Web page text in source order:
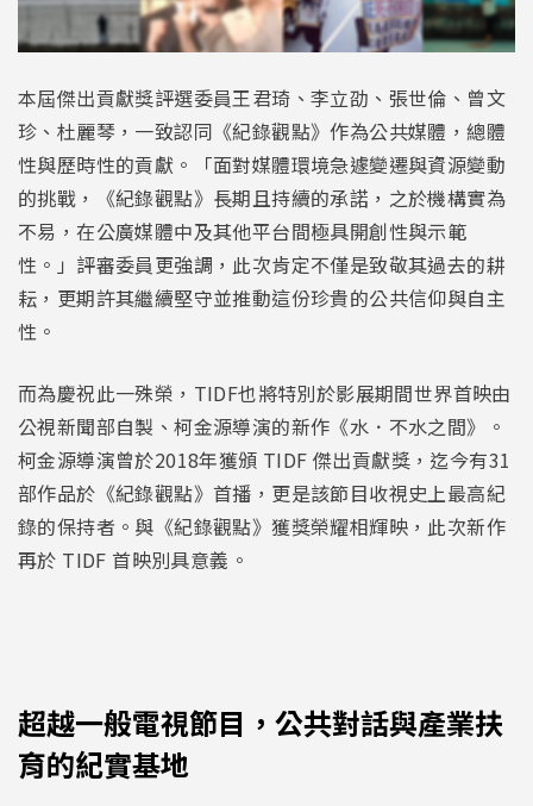
本屆傑出貢獻獎評選委員王君琦、李立劭、張世倫、曾文
珍、杜麗琴，一致認同《紀錄觀點》作為公共媒體，總體
性與歷時性的貢獻。「面對媒體環境急遽變遷與資源變動
的挑戰，《紀錄觀點》長期且持續的承諾，之於機構實為
不易，在公廣媒體中及其他平台間極具開創性與示範
性。」評審委員更強調，此次肯定不僅是致敬其過去的耕
耘，更期許其繼續堅守並推動這份珍貴的公共信仰與自主
性。
而為慶祝此一殊榮，TIDF也將特別於影展期間世界首映由
公視新聞部自製、柯金源導演的新作《水．不水之間》。
柯金源導演曾於2018年獲頒 TIDF 傑出貢獻獎，迄今有31
部作品於《紀錄觀點》首播，更是該節目收視史上最高紀
錄的保持者。與《紀錄觀點》獲獎榮耀相輝映，此次新作
再於 TIDF 首映別具意義。
超越一般電視節目，公共對話與產業扶
育的紀實基地